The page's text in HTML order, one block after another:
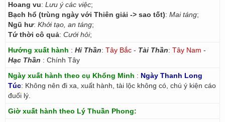
Hoang vu: Lưu ý các việc;
Bạch hổ (trùng ngày với Thiên giải -> sao tốt): Mai táng;
Ngũ hư: Khởi tạo, an táng;
Tứ thời cô quả: Cưới hỏi;
Hướng xuất hành : Hỉ Thần: Tây Bắc - Tài Thần: Tây Nam -
Hạc Thần : Chính Tây
Ngày xuất hành theo cụ Khổng Minh : Ngày Thanh Long
Túc: Không nên đi xa, xuất hành, tài lộc không có, chú ý kiện cáo
đuối lý.
Giờ xuất hành theo Lý Thuần Phong: